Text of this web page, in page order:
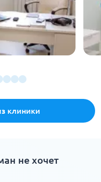
клиники
не хочет